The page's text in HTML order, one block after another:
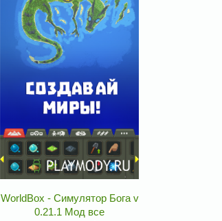
WorldBox - Симулятор Бога v
0.21.1 Мод все